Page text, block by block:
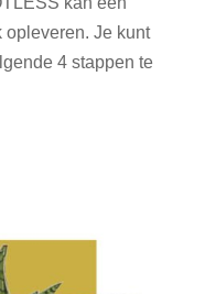
opleveren. Je kunt
4 stappen te